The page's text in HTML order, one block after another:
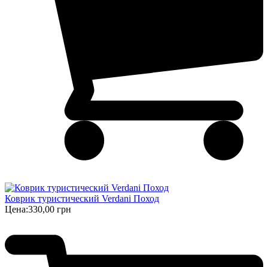
Коврик туристический Verdani Поход
Цена:330,00 грн